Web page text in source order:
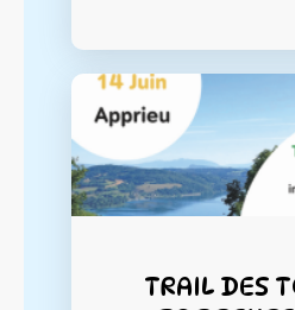
TRAIL DES